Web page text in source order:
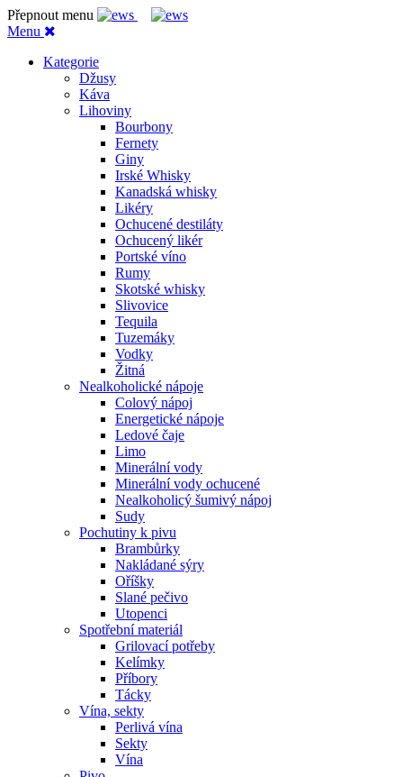
Přepnout menu
Menu
Kategorie
Džusy
Káva
Lihoviny
Bourbony
Fernety
Giny
Irské Whisky
Kanadská whisky
Likéry
Ochucené destiláty
Ochucený likér
Portské víno
Rumy
Skotské whisky
Slivovice
Tequila
Tuzemáky
Vodky
Žitná
Nealkoholické nápoje
Colový nápoj
Energetické nápoje
Ledové čaje
Limo
Minerální vody
Minerální vody ochucené
Nealkoholicý šumivý nápoj
Sudy
Pochutiny k pivu
Brambůrky
Nakládané sýry
Oříšky
Slané pečivo
Utopenci
Spotřební materiál
Grilovací potřeby
Kelímky
Příbory
Tácky
Vína, sekty
Perlivá vína
Sekty
Vína